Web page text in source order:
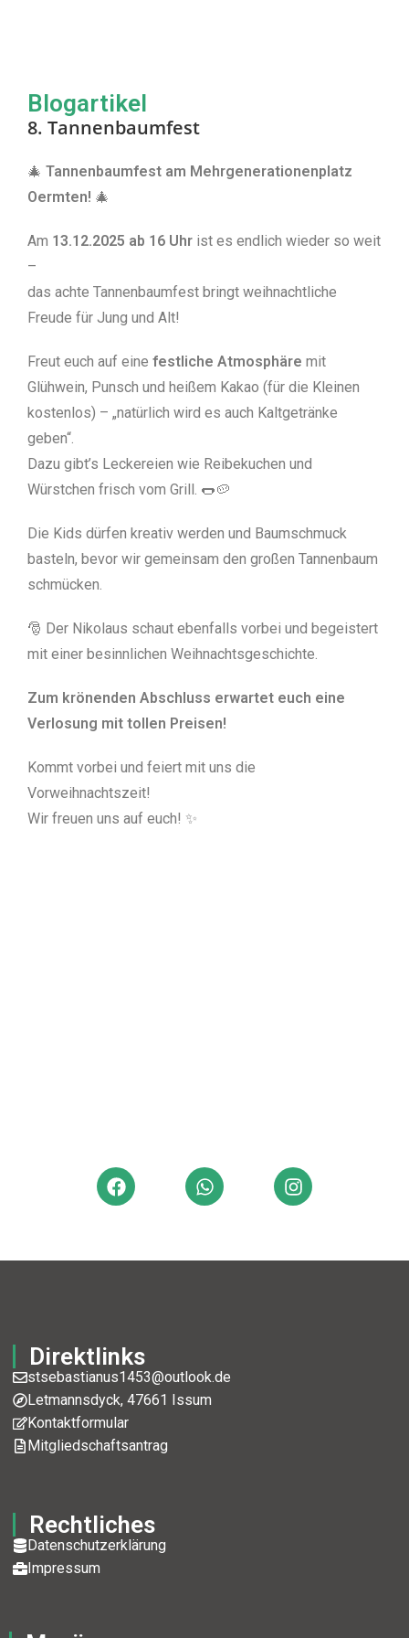
Blogartikel
8. Tannenbaumfest
🎄 Tannenbaumfest am Mehrgenerationenplatz
Oermten! 🎄
Am 13.12.2025 ab 16 Uhr ist es endlich wieder so weit
–
das achte Tannenbaumfest bringt weihnachtliche
Freude für Jung und Alt!
Freut euch auf eine festliche Atmosphäre mit
Glühwein, Punsch und heißem Kakao (für die Kleinen
kostenlos) – „natürlich wird es auch Kaltgetränke
geben“.
Dazu gibt’s Leckereien wie Reibekuchen und
Würstchen frisch vom Grill. 🌭🥔
Die Kids dürfen kreativ werden und Baumschmuck
basteln, bevor wir gemeinsam den großen Tannenbaum
schmücken.
🎅 Der Nikolaus schaut ebenfalls vorbei und begeistert
mit einer besinnlichen Weihnachtsgeschichte.
Zum krönenden Abschluss erwartet euch eine
Verlosung mit tollen Preisen!
Kommt vorbei und feiert mit uns die
Vorweihnachtszeit!
Wir freuen uns auf euch! ✨
Direktlinks
stsebastianus1453@outlook.de
Letmannsdyck, 47661 Issum
Kontaktformular
Mitgliedschaftsantrag
Rechtliches
Datenschutzerklärung
Impressum